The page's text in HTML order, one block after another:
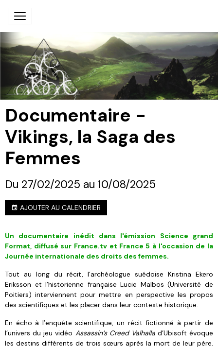
Documentaire -
Vikings, la Saga des
Femmes
Du 27/02/2025 au 10/08/2025
AJOUTER AU CALENDRIER
Un documentaire inédit dans l'émission Science grand
Format, diffusé sur France.tv et France 5 à l'occasion de la
Journée internationale des droits des femmes.
Tout au long du récit, l’archéologue suédoise Kristina Ekero
Eriksson et l’historienne française Lucie Malbos (Université de
Poitiers) interviennent pour mettre en perspective les propos
des scientifiques et les placer dans leur contexte historique.
En écho à l’enquête scientifique, un récit fictionné à partir de
l’univers du jeu vidéo Assassin’s Creed Valhalla d’Ubisoft évoque
les destins différents de trois sœurs après la mort de leur père.